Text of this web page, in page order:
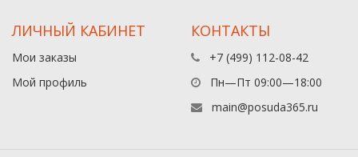
ЛИЧНЫЙ КАБИНЕТ
Мои заказы
Мой профиль
КОНТАКТЫ
+7 (499) 112-08-42
Пн—Пт 09:00—18:00
main@posuda365.ru